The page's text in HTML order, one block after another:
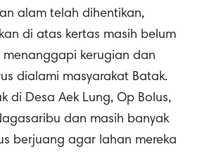
alam telah dihentikan,
di atas kertas masih belum
kerugian dan
dialami masyarakat Batak.
di Desa Aek Lung, Op Bolus,
dan masih banyak
berjuang agar lahan mereka